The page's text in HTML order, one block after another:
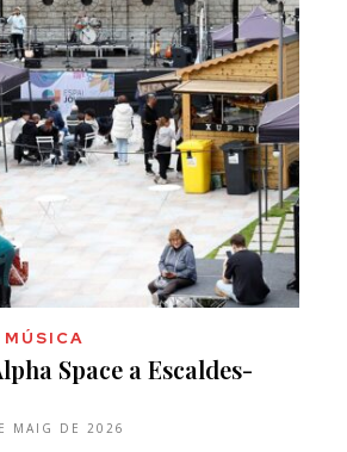
Space a Escaldes-
MAIG DE 2026